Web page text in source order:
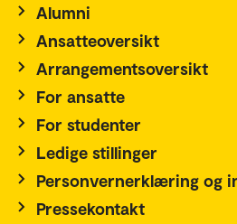
Alumni
Ansatteoversikt
Arrangementsoversikt
For ansatte
For studenter
Ledige stillinger
Personvernerklæring og
Pressekontakt